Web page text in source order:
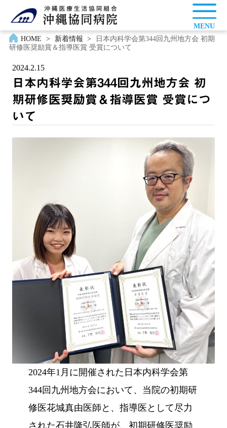
MENU
HOME
> 新着情報 >
日本内科学会第344回九州地方会 初期
研修医奨励賞＆指導医賞 受賞について
2024.2.15
日本内科学会第344回九州地方会 初
期研修医奨励賞＆指導医賞 受賞につ
いて
2024年1月に開催された日本内科学会第
344回九州地方会において、当院の初期研
修医花城真由医師と、指導医として尽力
された石井隆弘医師が、初期研修医奨励